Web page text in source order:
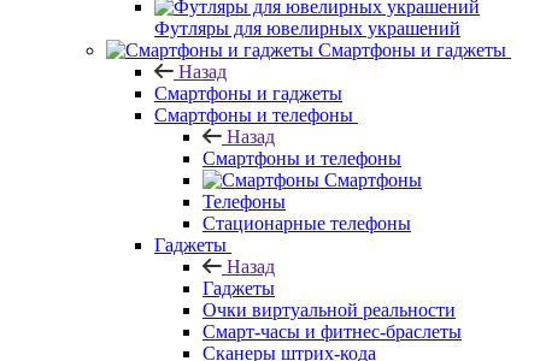
Футляры для ювелирных украшений
Смартфоны и гаджеты
Назад
Смартфоны и гаджеты
Смартфоны и телефоны
Назад
Смартфоны и телефоны
Смартфоны
Телефоны
Стационарные телефоны
Гаджеты
Назад
Гаджеты
Очки виртуальной реальности
Смарт-часы и фитнес-браслеты
Сканеры штрих-кода